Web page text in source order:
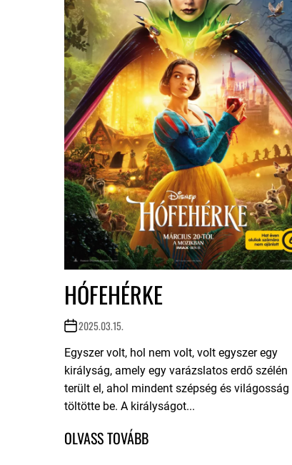
HÓFEHÉRKE
2025.03.15.
Egyszer volt, hol nem volt, volt egyszer egy
királyság, amely egy varázslatos erdő szélén
terült el, ahol mindent szépség és világosság
töltötte be. A királyságot...